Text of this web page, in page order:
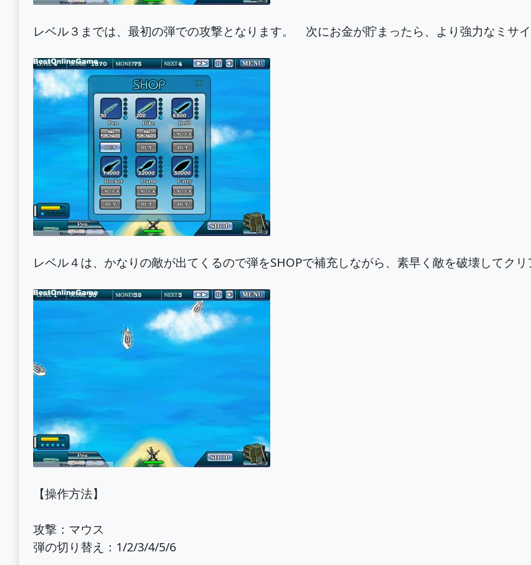
レベル３までは、最初の弾での攻撃となります。 次にお金が貯まったら、より強力なミサ
レベル４は、かなりの敵が出てくるので弾をSHOPで補充しながら、素早く敵を破壊してク
【操作方法】
攻撃：マウス
弾の切り替え：1/2/3/4/5/6